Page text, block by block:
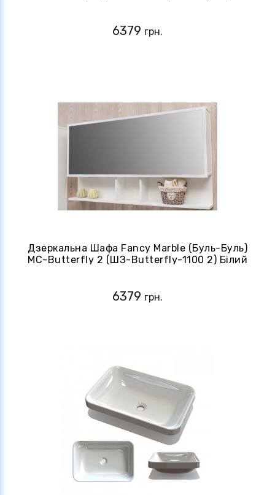
6379 грн.
Дзеркальна Шафа Fancy Marble (Буль-Буль)
MC-Butterfly 2 (ШЗ-Butterfly-1100 2) Білий
6379 грн.